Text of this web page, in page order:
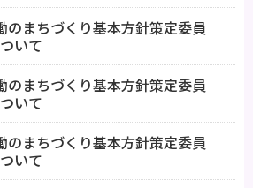
のまちづくり基本方針策定委員
いて
のまちづくり基本方針策定委員
いて
のまちづくり基本方針策定委員
いて